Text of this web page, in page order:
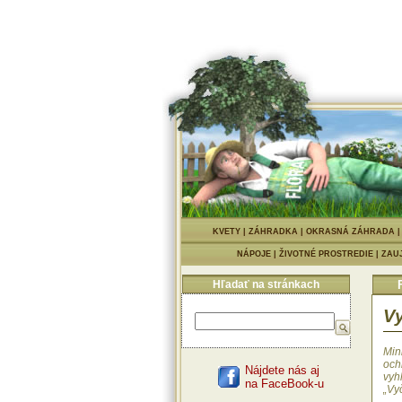
KVETY ZÁHRADKA OKRASNÁ ZÁHRADA
NÁPOJE ŽIVOTNÉ PROSTREDIE
Hľadať na stránkach
Nájdete nás aj
na FaceBook-u